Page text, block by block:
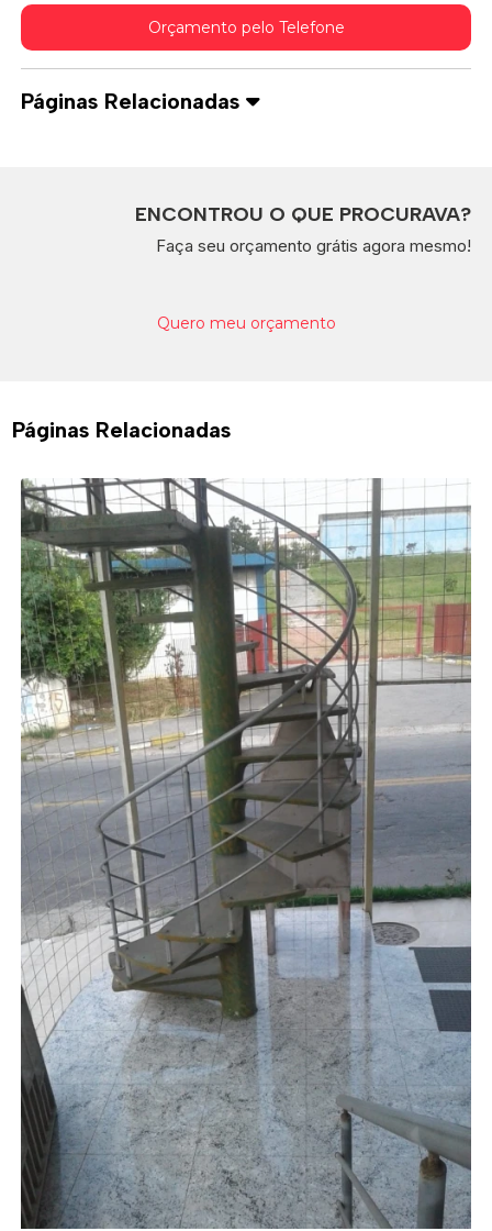
Orçamento pelo Telefone
Páginas Relacionadas
ENCONTROU O QUE PROCURAVA?
Faça seu orçamento grátis agora mesmo!
Quero meu orçamento
Páginas Relacionadas